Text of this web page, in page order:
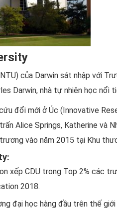
của Darwin sát nhập với
Darwin, nhà tự nhiên học nổi
đổi mới ở Úc (Innovative
Alice Springs, Katherine và
vào năm 2015 tại Khu
xếp CDU trong Top 2% các
2018.
đại học hàng đầu trên thế